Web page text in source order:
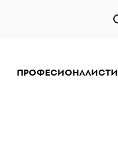
ПРОФЕСИОНАЛИСТИ